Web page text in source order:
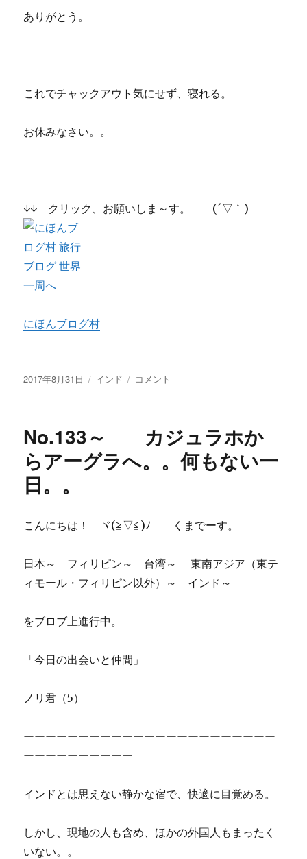
ありがとう。
これでチャックアウト気にせず、寝れる。
お休みなさい。。
↓↓ クリック、お願いしま～す。 (´▽｀)
にほんブログ村
投
2017年8月31日
カ
ー
インド
No.134
ハ
コメント
No.133～ カジュラホか
らアーグラへ。。何もない一
日。。
こんにちは！ ヾ(≧▽≦)ﾉ くまでーす。
日本～ フィリピン～ 台湾～ 東南アジア（東テ
ィモール・フィリピン以外）～ インド～
をブロブ上進行中。
「今日の出会いと仲間」
ノリ君（5）
ーーーーーーーーーーーーーーーーーーーーーーー
ーーーーーーーーーー
インドとは思えない静かな宿で、快適に目覚める。
しかし、現地の人も含め、ほかの外国人もまったく
いない。。